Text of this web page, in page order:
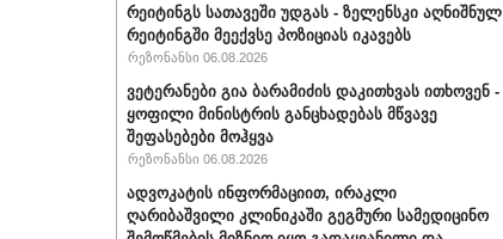
რეიტინგს სათავეში უდგას - ზელენსკი აღნიშნულ
რეიტინგში მეექვსე პოზიციას იკავებს
რეზონანსი 06.08.2026
ვეტერანები გია ბარამიძის დაკითხვას ითხოვენ -
ყოფილი მინისტრის განცხადებას მწვავე
შეფასებები მოჰყვა
რეზონანსი 06.08.2026
ადვოკატის ინფორმაციით, ირაკლი
ღარიბაშვილი კლინიკაში გეგმური სამედიცინო